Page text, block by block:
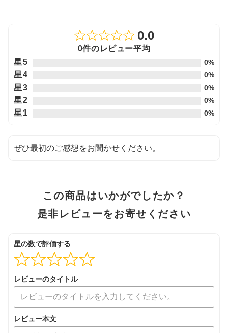
Rated
0.0
0件のレビュー平均
星5
0%
星4 0%
星3 0%
星2 0%
星1 0%
ぜひ最初のご感想をお聞かせください。
この商品はいかがでしたか？
是非レビューをお寄せください
星の数で評価する
レビューのタイトル
レビュー本文